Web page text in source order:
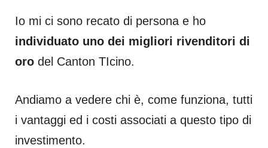
Io mi ci sono recato di persona e ho
individuato uno dei migliori rivenditori di
oro del Canton TIcino.
Andiamo a vedere chi è, come funziona, tutti
i vantaggi ed i costi associati a questo tipo di
investimento.